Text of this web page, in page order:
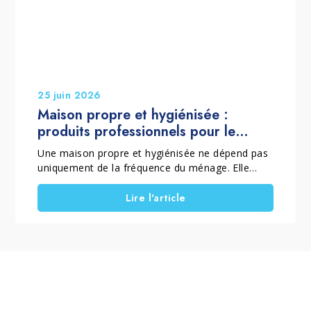
25 juin 2026
Maison propre et hygiénisée :
produits professionnels pour le
nettoyage de la maison
Une maison propre et hygiénisée ne dépend pas
uniquement de la fréquence du ménage. Elle
dépend aussi de la méthode employée et des
produits utilisés. C'est pourquoi, lorsqu'il est
question de produits professionnels pour le
Lire l'article